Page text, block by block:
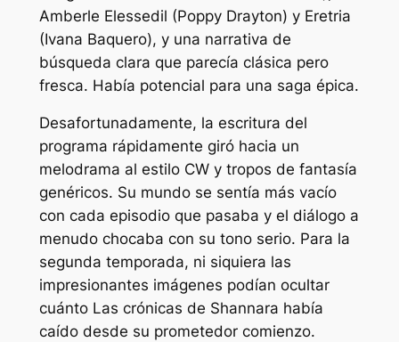
Amberle Elessedil (Poppy Drayton) y Eretria
(Ivana Baquero), y una narrativa de
búsqueda clara que parecía clásica pero
fresca. Había potencial para una saga épica.
Desafortunadamente, la escritura del
programa rápidamente giró hacia un
melodrama al estilo CW y tropos de fantasía
genéricos. Su mundo se sentía más vacío
con cada episodio que pasaba y el diálogo a
menudo chocaba con su tono serio. Para la
segunda temporada, ni siquiera las
impresionantes imágenes podían ocultar
cuánto Las crónicas de Shannara había
caído desde su prometedor comienzo.